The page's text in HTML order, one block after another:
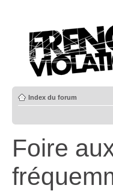
Index du forum
Foire